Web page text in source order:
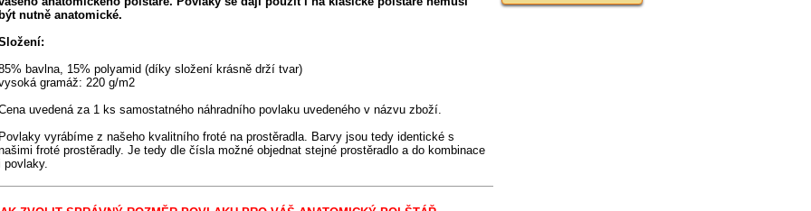
nutně anatomické.
bavlna, 15% polyamid (díky složení krásně drží tvar)
gramáž: 220 g/m2
uvedená za 1 ks samostatného náhradního povlaku uvedeného v názvu zboží.
Povlaky vyrábíme z našeho kvalitního froté na prostěradla. Barvy jsou tedy identické s
froté prostěradly. Je tedy dle čísla možné objednat stejné prostěradlo a do kombinace
povlaky.